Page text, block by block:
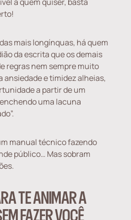
mais longínquas, há quem
da escrita que os demais
regras nem sempre muito
ansiedade e timidez alheias,
a partir de um
uma lacuna
manual técnico fazendo
público… Mas sobram
TE ANIMAR A
FAZER VOCÊ